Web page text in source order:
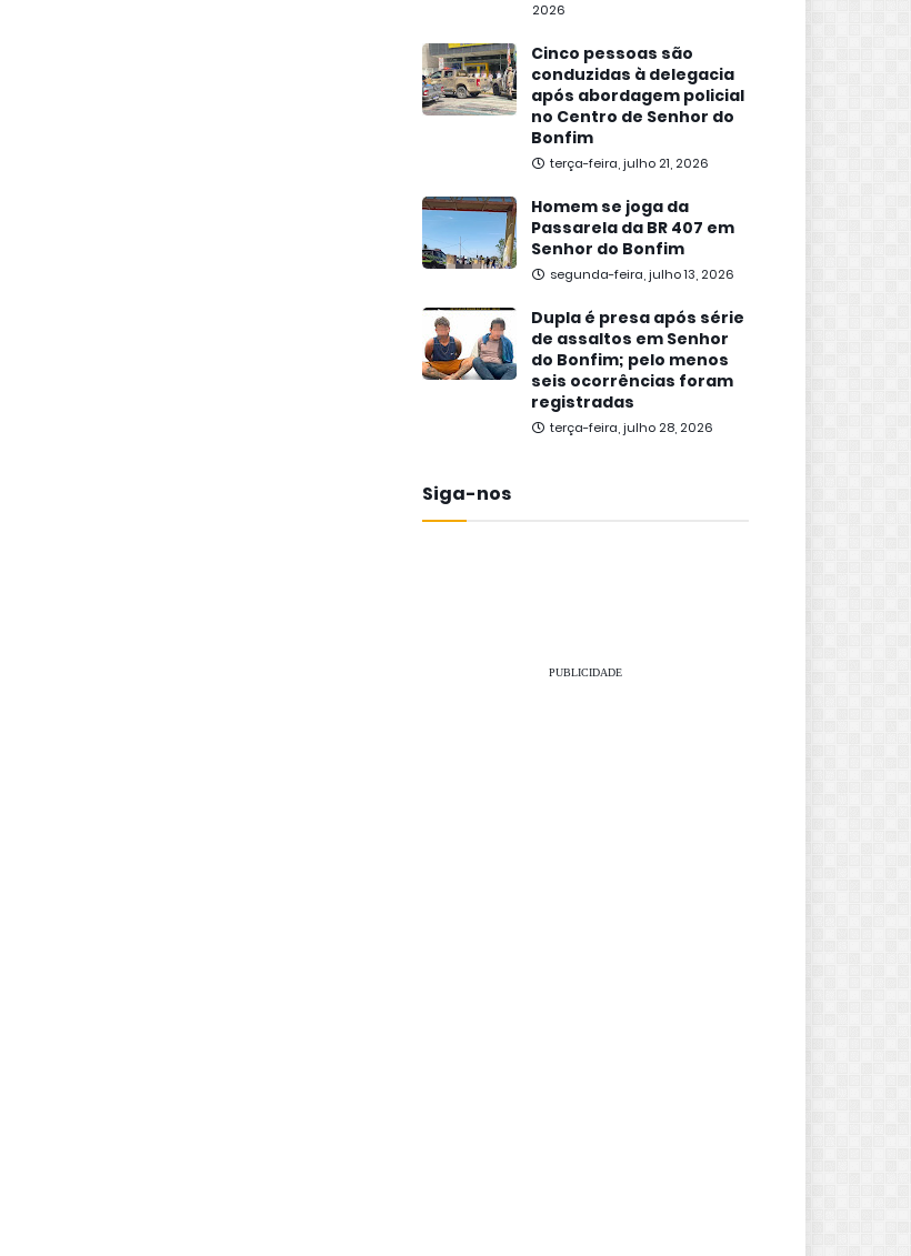
2026
Cinco pessoas são
conduzidas à delegacia
após abordagem policial
no Centro de Senhor do
Bonfim
terça-feira, julho 21, 2026
Homem se joga da
Passarela da BR 407 em
Senhor do Bonfim
segunda-feira, julho 13, 2026
Dupla é presa após série
de assaltos em Senhor
do Bonfim; pelo menos
seis ocorrências foram
registradas
terça-feira, julho 28, 2026
Siga-nos
PUBLICIDADE